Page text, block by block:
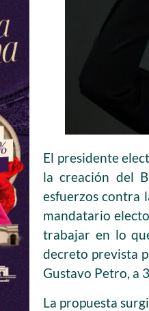
El presidente
la creación del
esfuerzos contra
mandatario
trabajar en lo
decreto prevista
Gustavo Petro, a
La propuesta